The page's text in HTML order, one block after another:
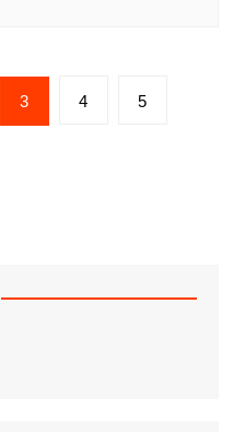
3 4 5